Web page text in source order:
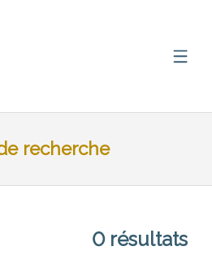
recherche
0résultats